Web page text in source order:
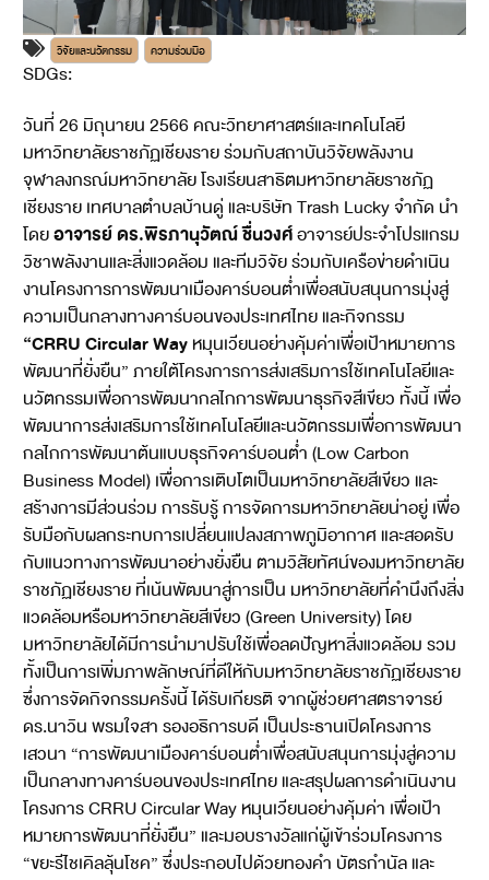
วิจัยและนวัตกรรม ความร่วมมือ
SDGs:
วันที่ 26 มิถุนายน 2566 คณะวิทยาศาสตร์และเทคโนโลยี
มหาวิทยาลัยราชภัฏเชียงราย ร่วมกับสถาบันวิจัยพลังงาน
จุฬาลงกรณ์มหาวิทยาลัย โรงเรียนสาธิตมหาวิทยาลัยราชภัฏ
เชียงราย เทศบาลตำบลบ้านดู่ และบริษัท Trash Lucky จำกัด นำ
โดยอาจารย์ ดร.พิรภานุวัตณ์ชื่นวงศ์อาจารย์ประจำโปรแกรม
วิชาพลังงานและสิ่งแวดล้อม และทีมวิจัย ร่วมกับเครือข่ายดำเนิน
งานโครงการการพัฒนาเมืองคาร์บอนต่ำเพื่อสนับสนุนการมุ่งสู่
ความเป็นกลางทางคาร์บอนของประเทศไทย และกิจกรรม
“CRRU Circular Wayหมุนเวียนอย่างคุ้มค่าเพื่อเป้าหมายการ
พัฒนาที่ยั่งยืน” ภายใต้โครงการการส่งเสริมการใช้เทคโนโลยีและ
นวัตกรรมเพื่อการพัฒนากลไกการพัฒนาธุรกิจสีเขียว ทั้งนี้ เพื่อ
พัฒนาการส่งเสริมการใช้เทคโนโลยีและนวัตกรรมเพื่อการพัฒนา
กลไกการพัฒนาต้นแบบธุรกิจคาร์บอนต่ำ (Low Carbon
Business Model) เพื่อการเติบโตเป็นมหาวิทยาลัยสีเขียว และ
สร้างการมีส่วนร่วม การรับรู้ การจัดการมหาวิทยาลัยน่าอยู่ เพื่อ
รับมือกับผลกระทบการเปลี่ยนแปลงสภาพภูมิอากาศ และสอดรับ
กับแนวทางการพัฒนาอย่างยั่งยืน ตามวิสัยทัศน์ของมหาวิทยาลัย
ราชภัฏเชียงราย ที่เน้นพัฒนาสู่การเป็น มหาวิทยาลัยที่คำนึงถึงสิ่ง
แวดล้อมหรือมหาวิทยาลัยสีเขียว (Green University) โดย
มหาวิทยาลัยได้มีการนำมาปรับใช้เพื่อลดปัญหาสิ่งแวดล้อม รวม
ทั้งเป็นการเพิ่มภาพลักษณ์ที่ดีให้กับมหาวิทยาลัยราชภัฏเชียงราย
ซึ่งการจัดกิจกรรมครั้งนี้ ได้รับเกียรติ จากผู้ช่วยศาสตราจารย์
ดร.นาวิน พรมใจสา รองอธิการบดี เป็นประธานเปิดโครงการ
เสวนา “การพัฒนาเมืองคาร์บอนต่ำเพื่อสนับสนุนการมุ่งสู่ความ
เป็นกลางทางคาร์บอนของประเทศไทย และสรุปผลการดำเนินงาน
โครงการ CRRU Circular Way หมุนเวียนอย่างคุ้มค่า เพื่อเป้า
หมายการพัฒนาที่ยั่งยืน” และมอบรางวัลแก่ผู้เข้าร่วมโครงการ
“ขยะรีไชเคิลลุ้นโชค” ซึ่งประกอบไปด้วยทองคำ บัตรกำนัล และ